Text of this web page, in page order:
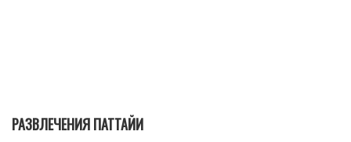
РАЗВЛЕЧЕНИЯ ПАТТАЙИ